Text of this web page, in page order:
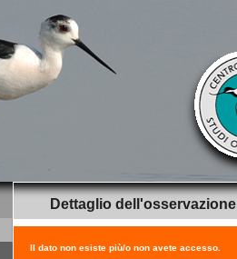
Dettaglio dell'osservazione
Il dato non esiste più/o non avete accesso.